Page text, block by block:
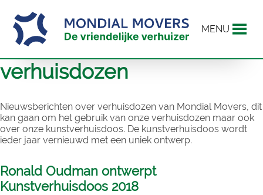
MENU
verhuisdozen
Nieuwsberichten over verhuisdozen van Mondial Movers, dit
kan gaan om het gebruik van onze verhuisdozen maar ook
over onze kunstverhuisdoos. De kunstverhuisdoos wordt
ieder jaar vernieuwd met een uniek ontwerp.
Ronald Oudman ontwerpt
Kunstverhuisdoos 2018